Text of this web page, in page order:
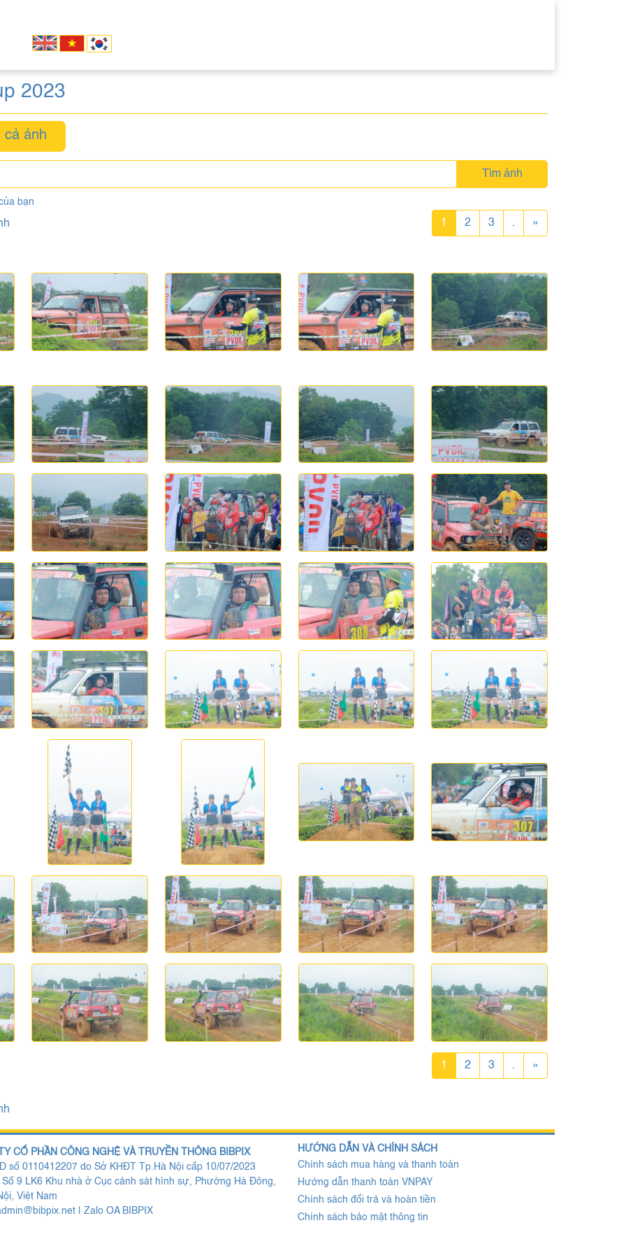
2023
cả ảnh
Tìm ảnh
bạn
1 2 3 . »
1 2 3 . »
CỔ PHẦN CÔNG NGHỆ VÀ TRUYỀN THÔNG BIBPIX
số 0110412207 do Sở KHĐT Tp.Hà Nội cấp 10/07/2023
9 LK6 Khu nhà ở Cục cảnh sát hình sự, Phường Hà Đông,
Việt Nam
Zalo OA BIBPIX
HƯỚNG DẪN VÀ CHÍNH SÁCH
Chính sách mua hàng và thanh toán
Hướng dẫn thanh toán VNPAY
Chính sách đổi trả và hoàn tiền
Chính sách bảo mật thông tin